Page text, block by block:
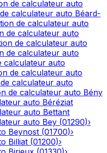
de calculateur auto
calculateur auto Béard-
de calculateur auto
de calculateur auto
de calculateur auto
de calculateur auto
calculateur auto
de calculateur auto
calculateur auto
de calculateur auto Bény
auto Béréziat
auto Bettant
auto Bey (01290)›
Beynost (01700)›
Billiat (01200)›